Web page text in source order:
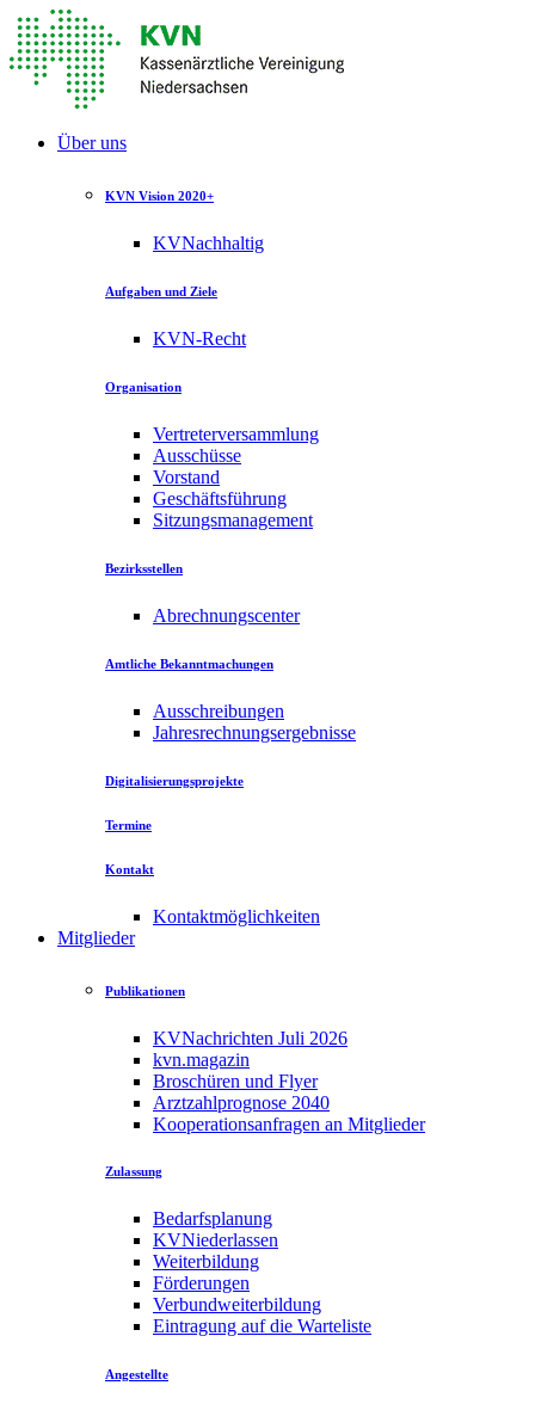
Über uns
KVN Vision 2020+
KVNachhaltig
Aufgaben und Ziele
KVN-Recht
Organisation
Vertreterversammlung
Ausschüsse
Vorstand
Geschäftsführung
Sitzungsmanagement
Bezirksstellen
Abrechnungscenter
Amtliche Bekanntmachungen
Ausschreibungen
Jahresrechnungsergebnisse
Digitalisierungsprojekte
Termine
Kontakt
Kontaktmöglichkeiten
Mitglieder
Publikationen
KVNachrichten Juli 2026
kvn.magazin
Broschüren und Flyer
Arztzahlprognose 2040
Kooperationsanfragen an Mitglieder
Zulassung
Bedarfsplanung
KVNiederlassen
Weiterbildung
Förderungen
Verbundweiterbildung
Eintragung auf die Warteliste
Angestellte